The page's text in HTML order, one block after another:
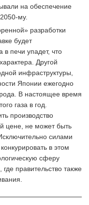
на обеспечение
му.
разработки
будет
в печи упадет, что
Другой
инфраструктуры,
Японии ежегодно
В настоящее время
газа в год.
производство
цене, не может быть
силами
в этом
сферу
правительство также